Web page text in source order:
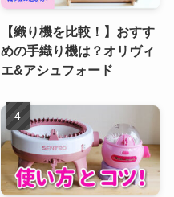
【織り機を比較！】おすす
めの手織り機は？オリヴィ
エ&アシュフォード